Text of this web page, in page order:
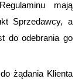
mają
Sprzedawcy, a
do odebrania go
żądania Klienta